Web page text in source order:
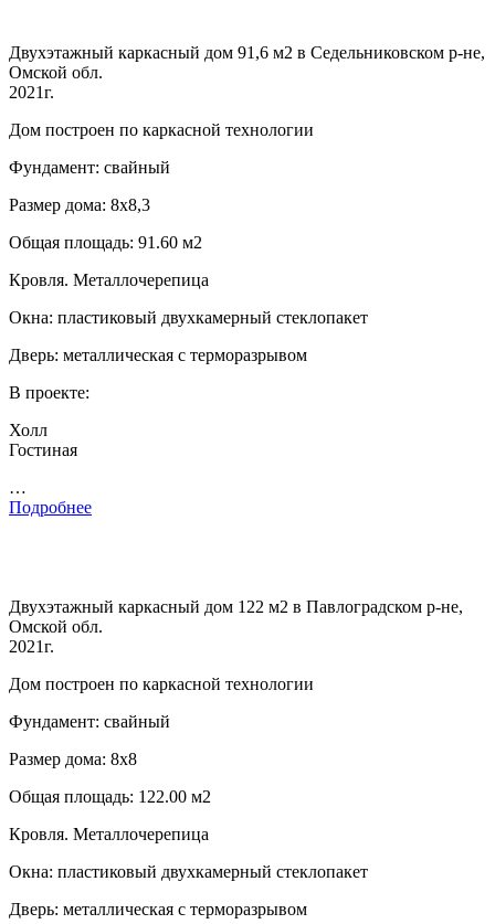
Двухэтажный каркасный дом 91,6 м2 в Седельниковском р-не,
Омской обл.
2021г.
Дом построен по каркасной технологии
Фундамент: свайный
Размер дома: 8х8,3
Общая площадь: 91.60 м2
Кровля. Металлочерепица
Окна: пластиковый двухкамерный стеклопакет
Дверь: металлическая с терморазрывом
В проекте:
Холл
Гостиная
…
Подробнее
Двухэтажный каркасный дом 122 м2 в Павлоградском р-не,
Омской обл.
2021г.
Дом построен по каркасной технологии
Фундамент: свайный
Размер дома: 8х8
Общая площадь: 122.00 м2
Кровля. Металлочерепица
Окна: пластиковый двухкамерный стеклопакет
Дверь: металлическая с терморазрывом